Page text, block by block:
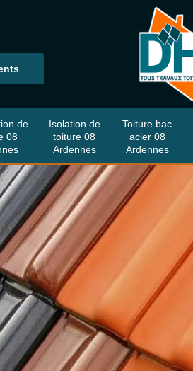
de
08
Isolation de
toiture 08
Ardennes
Toiture bac
acier 08
Ardennes